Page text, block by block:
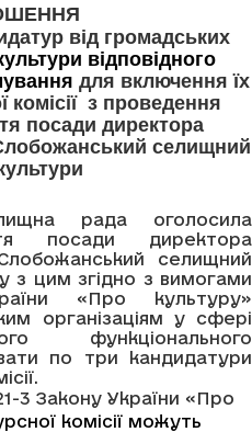
від громадських
відповідного
для включення їх
комісії з проведення
посади директора
селищний
рада оголосила
посади директора
селищний
з цим згідно з вимогами
«Про культуру»
організаціям у сфері
функціонального
по три кандидатури
3 Закону України «Про
комісії можуть